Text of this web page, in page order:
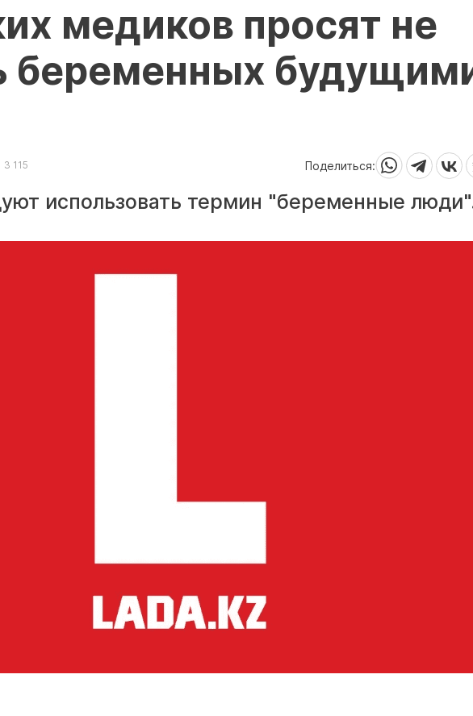
медиков просят не
беременных
3 115 Поделиться:
использовать термин "беременные